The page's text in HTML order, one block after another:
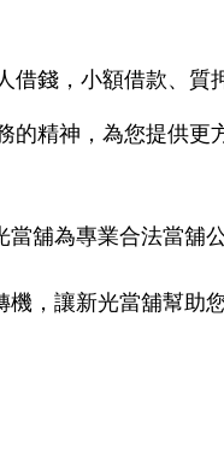
借錢，小額借款、質
的精神，為您提供更
當舖為專業合法當舖
機，讓新光當舖幫助